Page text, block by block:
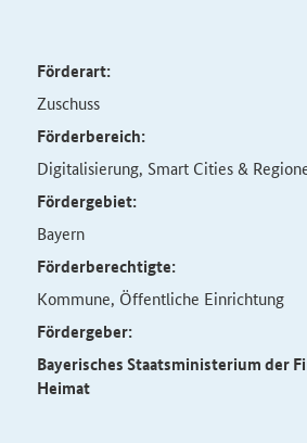
Förderart:
Zuschuss
Förderbereich:
Digitalisierung, Smart Cities &
Fördergebiet:
Bayern
Förderberechtigte:
Kommune, Öffentliche Einrichtung
Fördergeber:
Bayerisches Staatsministerium der
Heimat